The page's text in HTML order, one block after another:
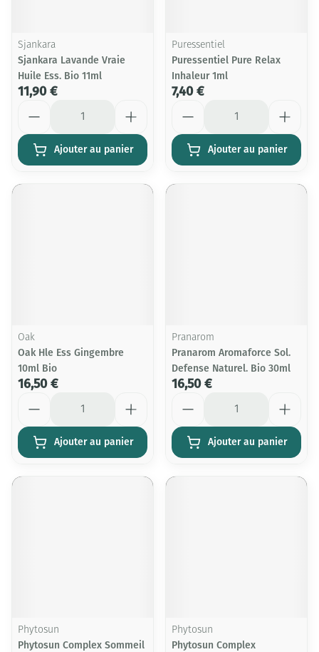
Sjankara
Sjankara Lavande Vraie
Huile Ess. Bio 11ml
11,90 €
Ajouter au panier
Puressentiel
Puressentiel Pure Relax
Inhaleur 1ml
7,40 €
Ajouter au panier
Oak
Oak Hle Ess Gingembre
10ml Bio
16,50 €
Ajouter au panier
Pranarom
Pranarom Aromaforce Sol.
Defense Naturel. Bio 30ml
16,50 €
Ajouter au panier
Phytosun
Phytosun Complex Sommeil
Phytosun
Phytosun Complex